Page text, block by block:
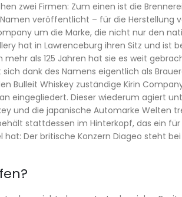
zwei Firmen: Zum einen ist die
veröffentlicht – für die Herstellung
um die Marke, die nicht nur den
hat in Lawrenceburg ihren Sitz und ist
als 125 Jahren hat sie es weit
dank des Namens eigentlich als
Bulleit Whiskey zuständige Kirin
eingegliedert. Dieser wiederum agiert
und die japanische Automarke Welten
stattdessen im Hinterkopf, das ein
hat: Der britische Konzern Diageo steht